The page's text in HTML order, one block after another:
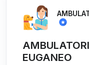
EUGANEO